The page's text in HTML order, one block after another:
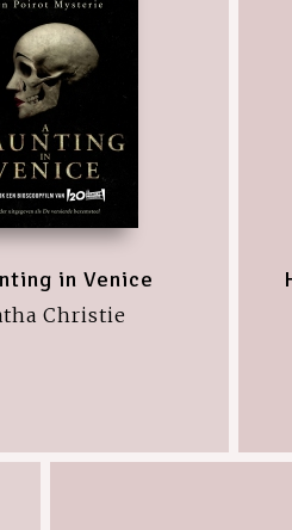
in Venice
Christie